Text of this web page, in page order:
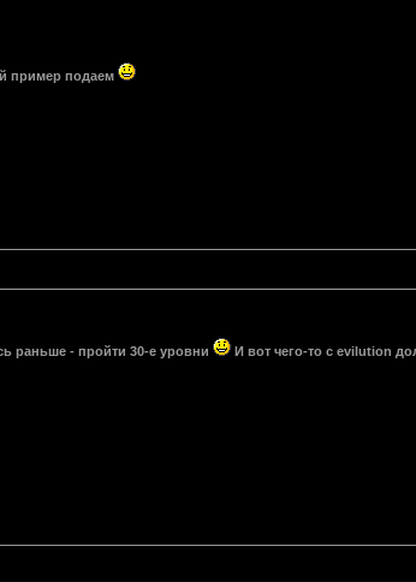
пример подаем
раньше - пройти 30-е уровни
И вот чего-то с evilution